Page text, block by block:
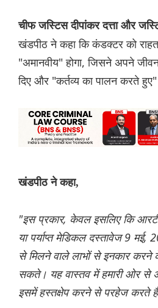
चीफ जस्टिस दीपांकर दत्ता और
खंडपीठ ने कहा कि कंडक्टर को
"अमानवीय" होगा, जिसने अपने
दिए और "कर्तव्य का पालन करते हुए"
खंडपीठ ने कहा,
"इस प्रकार, केवल इसलिए कि आरटी-
या पर्याप्त मेडिकल दस्तावेज 9 मई,
से मिलने वाले लाभों से इनकार करने
सकते। यह वास्तव में हमारी ओर से
इसमें हस्तक्षेप करने से परहेज करते